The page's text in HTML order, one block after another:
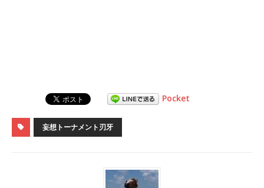
Pocket
妄想トーナメント刃牙